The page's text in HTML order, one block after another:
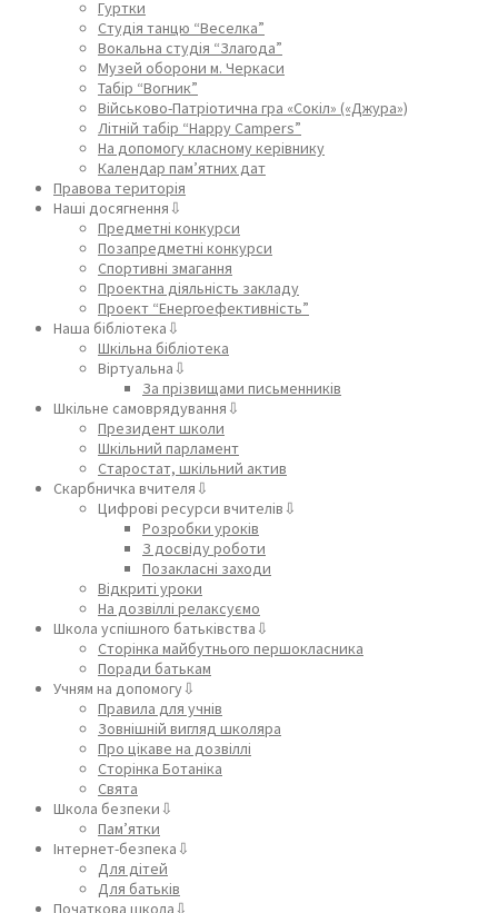
Гуртки
Студія танцю “Веселка”
Вокальна студія “Злагода”
Музей оборони м. Черкаси
Табір “Вогник”
Військово-Патріотична гра «Сокіл» («Джура»)
Літній табір “Happy Campers”
На допомогу класному керівнику
Календар пам’ятних дат
Правова територія
Наші досягнення⇩
Предметні конкурси
Позапредметні конкурси
Спортивні змагання
Проектна діяльність закладу
Проект “Енергоефективність”
Наша бібліотека⇩
Шкільна бібліотека
Віртуальна⇩
За прізвищами письменників
Шкільне самоврядування⇩
Президент школи
Шкільний парламент
Старостат, шкільний актив
Скарбничка вчителя⇩
Цифрові ресурси вчителів⇩
Розробки уроків
З досвіду роботи
Позакласні заходи
Відкриті уроки
На дозвіллі релаксуємо
Школа успішного батьківства⇩
Сторінка майбутнього першокласника
Поради батькам
Учням на допомогу⇩
Правила для учнів
Зовнішній вигляд школяра
Про цікаве на дозвіллі
Сторінка Ботаніка
Свята
Школа безпеки⇩
Пам’ятки
Інтернет-безпека⇩
Для дітей
Для батьків
Початкова школа⇩